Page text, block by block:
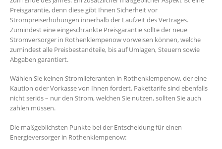
Preisgarantie, denn diese gibt Ihnen Sicherheit vor
Strompreiserhöhungen innerhalb der Laufzeit des Vertrages.
Zumindest eine eingeschränkte Preisgarantie sollte der neue
Stromversorger in Rothenklempenow vorweisen können, welche
zumindest alle Preisbestandteile, bis auf Umlagen, Steuern sowie
Abgaben garantiert.
Wählen Sie keinen Stromlieferanten in Rothenklempenow, der eine
Kaution oder Vorkasse von Ihnen fordert. Pakettarife sind ebenfalls
nicht seriös – nur den Strom, welchen Sie nutzen, sollten Sie auch
zahlen müssen.
Die maßgeblichsten Punkte bei der Entscheidung für einen
Energieversorger in Rothenklempenow: